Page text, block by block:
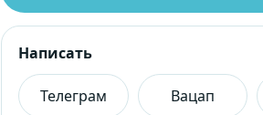
Написать
Телеграм Вацап